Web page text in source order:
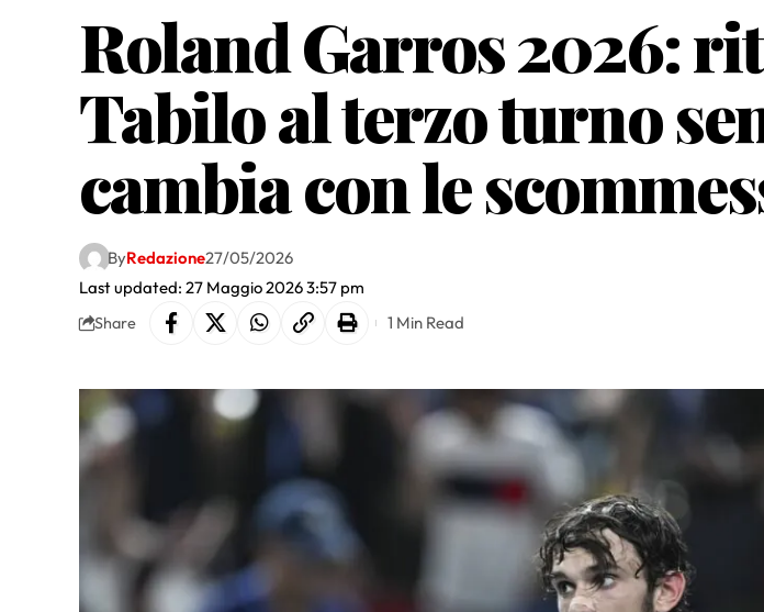
Roland Garros 2026:
Tabilo al terzo turno
cambia con le
Last updated: 27 Maggio 2026 3:57 pm
ByRedazione27/05/2026
Share 1 Min Read